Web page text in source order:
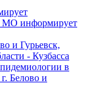
МО информирует
и Гурьевск,
- Кузбасса
в
Белово и